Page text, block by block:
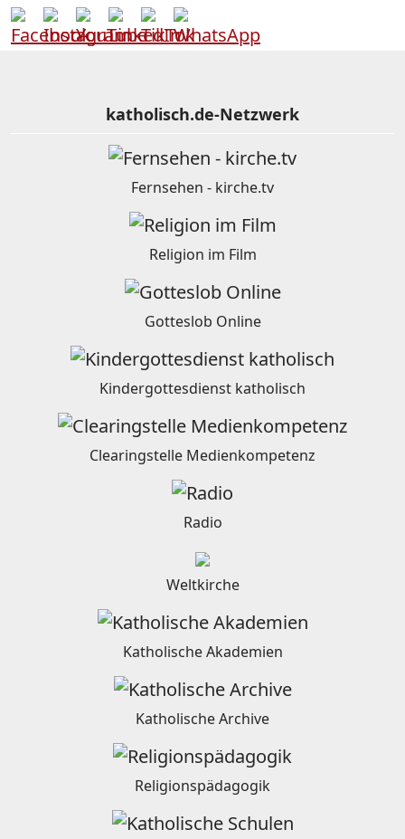
katholisch.de-Netzwerk
Fernsehen - kirche.tv
Religion im Film
Gotteslob Online
Kindergottesdienst katholisch
Clearingstelle Medienkompetenz
Radio
Weltkirche
Katholische Akademien
Katholische Archive
Religionspädagogik